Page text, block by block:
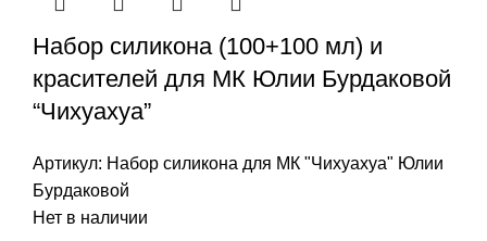
Набор силикона (100+100 мл) и
красителей для МК Юлии Бурдаковой
“Чихуахуа”
Артикул: Набор силикона для МК "Чихуахуа" Юлии
Бурдаковой
Нет в наличии